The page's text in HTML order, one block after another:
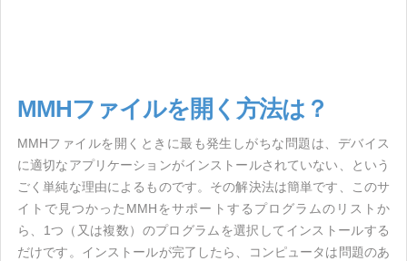
MMHファイルを開く方法は？
MMHファイルを開くときに最も発生しがちな問題は、デバイス
に適切なアプリケーションがインストールされていない、という
ごく単純な理由によるものです。その解決法は簡単です、このサ
イトで見つかったMMHをサポートするプログラムのリストか
ら、1つ（又は複数）のプログラムを選択してインストールする
だけです。インストールが完了したら、コンピュータは問題のあ